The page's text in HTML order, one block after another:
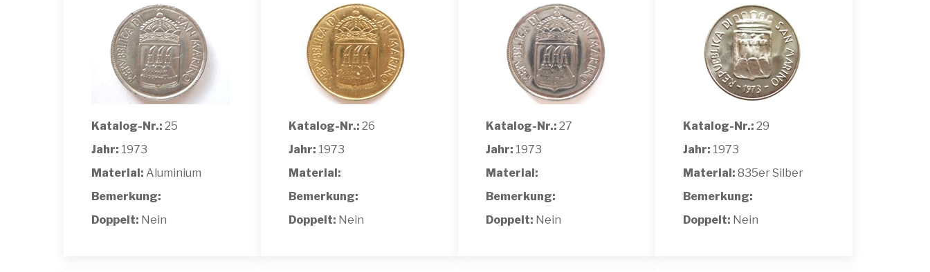
Katalog-Nr.: 25
Jahr: 1973
Material: Aluminium
Bemerkung:
Doppelt: Nein
Katalog-Nr.: 26
Jahr: 1973
Material:
Bemerkung:
Doppelt: Nein
Katalog-Nr.: 27
Jahr: 1973
Material:
Bemerkung:
Doppelt: Nein
Katalog-Nr.: 29
Jahr: 1973
Material: 835er Silber
Bemerkung:
Doppelt: Nein